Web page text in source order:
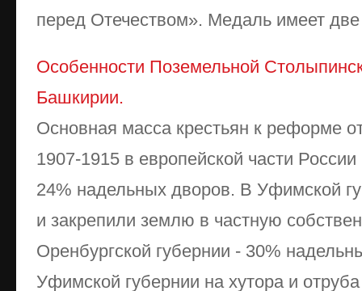
перед Отечеством». Медаль имеет две
Особенности Поземельной
Башкирии.
Основная масса крестьян к реформе
1907-1915 в европейской части
24% надельных дворов. В Уфимской
и закрепили землю в частную
Оренбургской губернии - 30%
Уфимской губернии на хутора и